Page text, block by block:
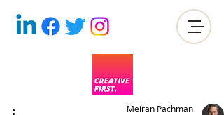
Meiran Pachman